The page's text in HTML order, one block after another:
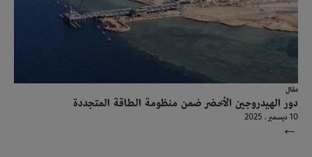
مقال
دور الهيدروجين الأخضر ضمن منظومة الطاقة المتجددة
10 ديسمبر ، 2025
→